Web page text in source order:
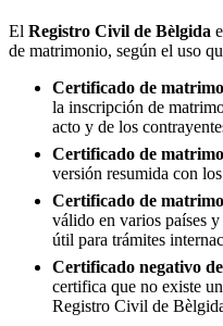
El Registro Civil de Bèlgida
de matrimonio, según el uso
Certificado de
la inscripción de
acto y de los
Certificado de
versión resumida con
Certificado de
válido en varios países
útil para trámites
Certificado negativo
certifica que no existe
Registro Civil de